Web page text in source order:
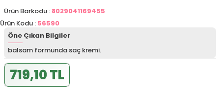
Ürün Barkodu : 8029041169455
Ürün Kodu : 56590
Öne Çıkan Bilgiler
balsam formunda saç kremi.
719,10 TL